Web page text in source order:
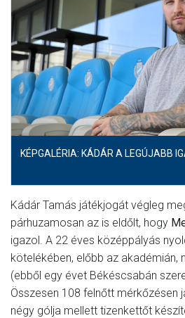
KÉPGALÉRIA: KÁDÁR A LEGÚJABB
Kádár Tamás játékjogát végleg
párhuzamosan az is eldőlt, hogy
igazol. A 22 éves középpályás
kötelékében, előbb az akadémián,
(ebből egy évet Békéscsabán
Összesen 108 felnőtt mérkőzésen
négy gólja mellett tizenkettőt